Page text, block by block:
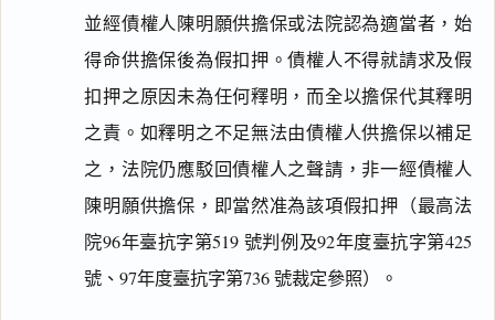
並經債權人陳明願供擔保或法院認為適當者，始
得命供擔保後為假扣押。債權人不得就請求及假
扣押之原因未為任何釋明，而全以擔保代其釋明
之責。如釋明之不足無法由債權人供擔保以補足
之，法院仍應駁回債權人之聲請，非一經債權人
陳明願供擔保，即當然准為該項假扣押（最高法
院96年臺抗字第519 號判例及92年度臺抗字第425
號、97年度臺抗字第736 號裁定參照）。